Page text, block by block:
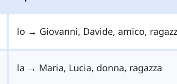
lo → Giovanni, Davide, amico,
la → Maria, Lucia, donna, ragazza